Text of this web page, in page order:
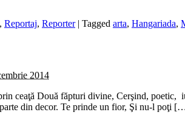
, Reportaj, Reporter | Tagged arta, Hangariada,
2014
ceaţă Două făpturi divine, Cerşind,
din decor. Te prinde un fior, Şi nu-l poţi